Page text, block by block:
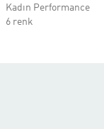
Kadın Performance
6 renk